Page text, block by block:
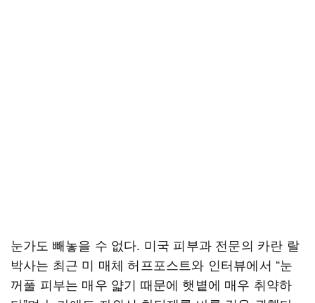
눈가도 빼놓을 수 없다. 미국 피부과 전문의 카란 랄
박사는 최근 미 매체 허프포스트와 인터뷰에서 “눈
꺼풀 피부는 매우 얇기 때문에 햇볕에 매우 취약하